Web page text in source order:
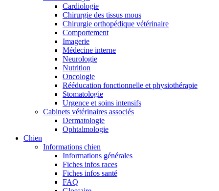
Cardiologie
Chirurgie des tissus mous
Chirurgie orthopédique vétérinaire
Comportement
Imagerie
Médecine interne
Neurologie
Nutrition
Oncologie
Rééducation fonctionnelle et physiothérapie
Stomatologie
Urgence et soins intensifs
Cabinets vétérinaires associés
Dermatologie
Ophtalmologie
Chien
Informations chien
Informations générales
Fiches infos races
Fiches infos santé
FAQ